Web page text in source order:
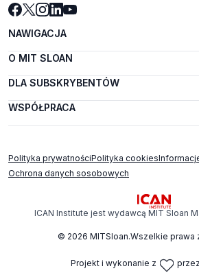
NAWIGACJA
O MIT SLOAN
DLA SUBSKRYBENTÓW
WSPÓŁPRACA
Polityka prywatnościPolityka cookies
Ochrona danych sosobowych
ICAN Institute jest wydawcą MIT Sloan
© 2026 MITSloan.Wszelkie prawa
Projekt i wykonanie z przez